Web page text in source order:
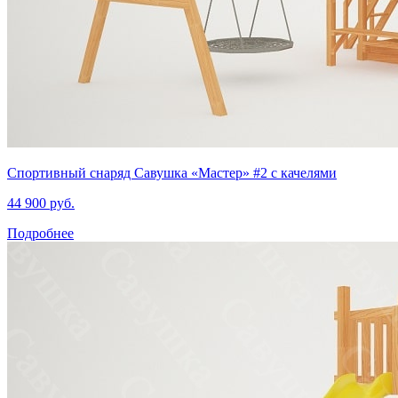
Спортивный снаряд Савушка «‎Мастер» #2 с качелями
44 900 руб.
Подробнее